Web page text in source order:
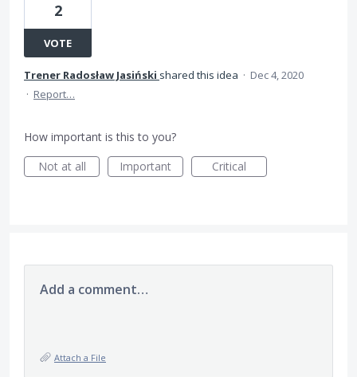
2
VOTE
Trener Radosław Jasiński shared this idea · Dec 4, 2020
· Report…
How important is this to you?
Not at all
Important Critical
Add a comment…
Attach a File